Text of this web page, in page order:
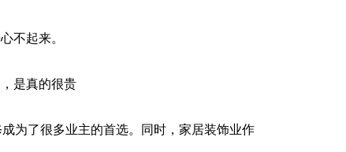
不起来。
是真的很贵
为了很多业主的首选。同时，家居装饰业作